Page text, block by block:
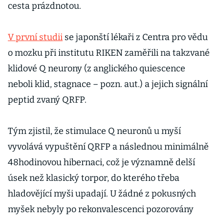
cesta prázdnotou.
V první studii se japonští lékaři z Centra pro vědu
o mozku při institutu RIKEN zaměřili na takzvané
klidové Q neurony (z anglického quiescence
neboli klid, stagnace – pozn. aut.) a jejich signální
peptid zvaný QRFP.
Tým zjistil, že stimulace Q neuronů u myší
vyvolává vypuštění QRFP a následnou minimálně
48hodinovou hibernaci, což je významně delší
úsek než klasický torpor, do kterého třeba
hladovějící myši upadají. U žádné z pokusných
myšek nebyly po rekonvalescenci pozorovány